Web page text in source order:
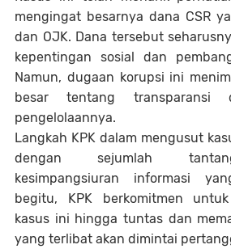
mengingat besarnya dana CSR
dan OJK. Dana tersebut
kepentingan sosial dan
Namun, dugaan korupsi ini
besar tentang transparansi
pengelolaannya.
Langkah KPK dalam mengusut
dengan sejumlah
kesimpangsiuran informasi
begitu, KPK berkomitmen
kasus ini hingga tuntas dan
yang terlibat akan dimintai